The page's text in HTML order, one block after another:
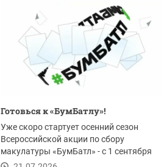
Готовься к «БумБатлу»!
Уже скоро стартует осенний сезон
Всероссийской акции по сбору
макулатуры «БумБатл» - с 1 сентября
по 30 ноября. Акция...